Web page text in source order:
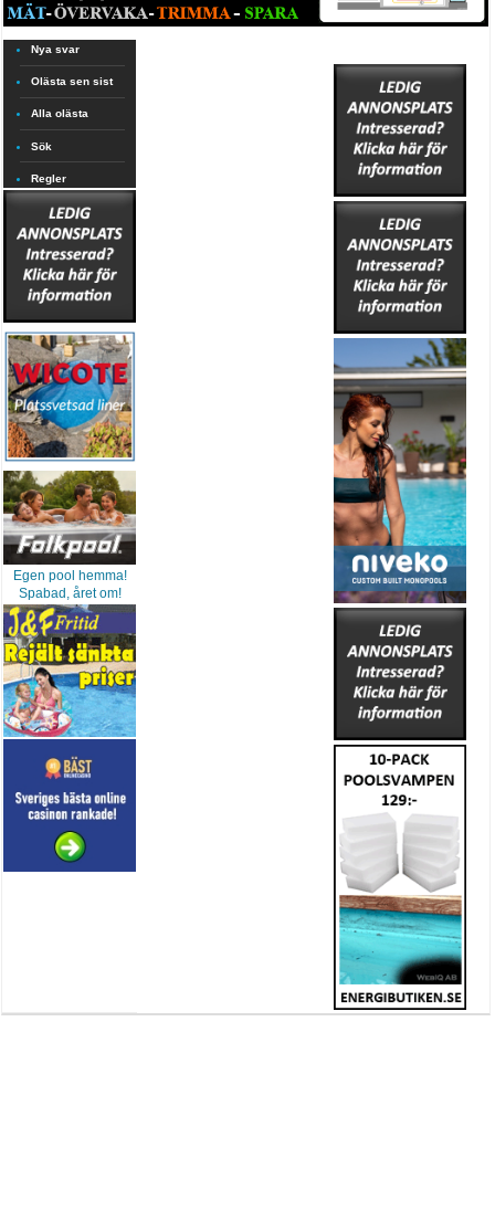
Nya svar
Olästa sen sist
Alla olästa
Sök
Regler
Egen pool hemma!
Spabad, året om!